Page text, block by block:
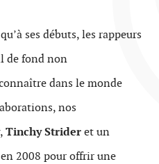
ses débuts, les rappeurs
de fond non
dans le monde
nos
,Tinchy Strideret un
2008 pour offrir une